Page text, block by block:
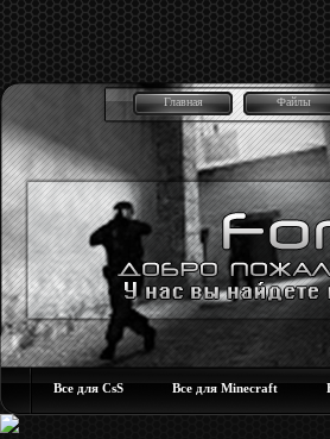
Главная Файлы
Все для CsS Все для Minecraft